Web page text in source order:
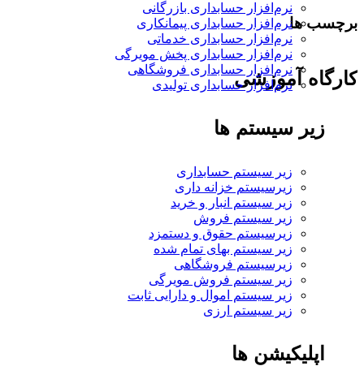
نرم‌افزار حسابداری بازرگانی
نرم‌افزار حسابداری پیمانکاری
نرم‌افزار حسابداری خدماتی
نرم‌افزار حسابداری پخش مویرگی
نرم‌افزار حسابداری فروشگاهی
نرم‌افزار حسابداری تولیدی
زیر سیستم ها
زیر سیستم حسابداری
زیرسیستم خزانه داری
زیر سیستم انبار و خرید
زیر سیستم فروش
زیرسیستم حقوق و دستمزد
زیر سیستم بهای تمام شده
زیرسیستم فروشگاهی
زیر سیستم فروش مویرگی
زیر سیستم اموال و دارایی ثابت
زیر سیستم ارزی
اپلیکیشن ها
برچسب ها
کارگاه آموزشی